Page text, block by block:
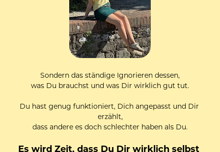
Sondern das ständige Ignorieren dessen,
was Du brauchst und was Dir wirklich gut tut.
Du hast genug funktioniert, Dich angepasst und Dir
erzählt,
dass andere es doch schlechter haben als Du.
Es wird Zeit, dass Du Dir wirklich selbst